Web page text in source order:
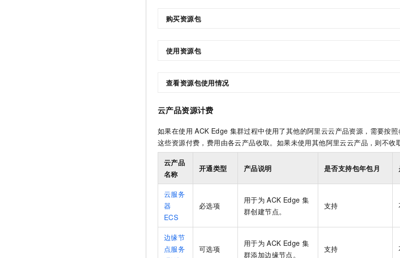
购买资源包
使用资源包
查看资源包使用情况
云产品资源计费
如果在使用 ACK Edge 集群过程中使用了其他的阿里云云产品资源，需要按
这些资源付费，费用由各云产品收取。如果未使用其他阿里云云产品，则不收
云产品
名称
开通类型 产品说明 是否支持包年包月
云服务
器
ECS
必选项
用于为 ACK Edge 集
群创建节点。
支持
边缘节
点服务
可选项
用于为 ACK Edge 集
群添加边缘节点。
支持